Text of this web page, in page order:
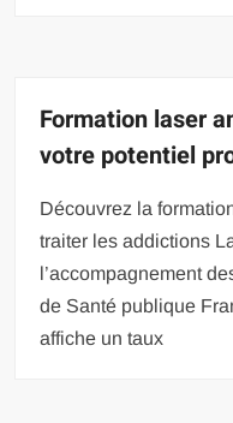
Formation laser
votre potentiel
Découvrez la
traiter les addictions
l’accompagnement
de Santé publique
affiche un taux